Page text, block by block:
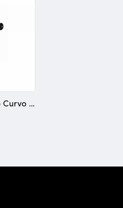
Rack para TV Plano o Curvo Klip Xtreme 37-70 pulgadas